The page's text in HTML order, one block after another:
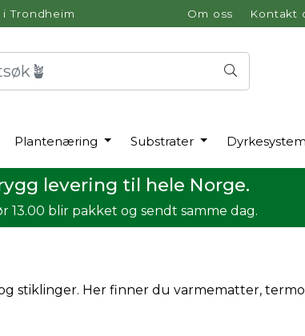
Trondheim Om oss Kontakt
Plantenæring Substrater Dyrkesystem
levering til hele Norge.
13.00 blir pakket og sendt samme dag.
stiklinger. Her finner du varmematter,